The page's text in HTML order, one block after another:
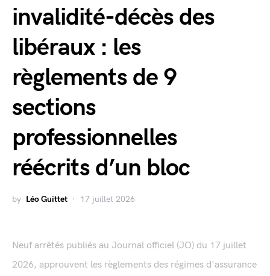
invalidité-décès des
libéraux : les
règlements de 9
sections
professionnelles
réécrits d’un bloc
by Léo Guittet 17 juillet 2026
Neuf arrêtés publiés au Journal officiel (JO) du 17 juillet
2026, approuvent les règlements des régimes d'assurance